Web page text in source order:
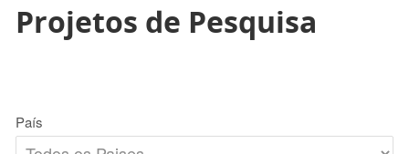
Projetos de Pesquisa
País